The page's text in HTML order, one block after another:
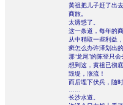
黄祖把儿子赶了出
商旅。
太诱惑了。
这一条道，每年的
从中稍取一些利益
癣怎么办许泽划出
那“龙尾”的陈登只
想到这，黄祖已彻
毁堤，涨流！
而后埋下伏兵，随
长沙水道。